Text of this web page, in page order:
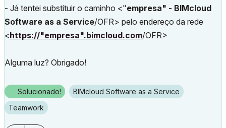
- Já tentei substituir o caminho <"empresa" - BIMcloud
Software as a Service/OFR> pelo endereço da rede
<https://"empresa".bimcloud.com/OFR>
Alguma luz? Obrigado!
Solucionado!
BIMcloud Software as a Service
Teamwork